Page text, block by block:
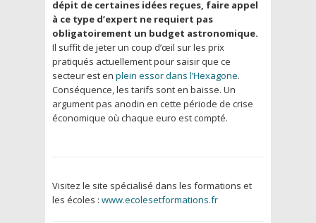
dépit de certaines idées reçues, faire appel
à ce type d’expert ne requiert pas
obligatoirement un budget astronomique.
Il suffit de jeter un coup d’œil sur les prix
pratiqués actuellement pour saisir que ce
secteur est en plein essor dans l’Hexagone.
Conséquence, les tarifs sont en baisse. Un
argument pas anodin en cette période de crise
économique où chaque euro est compté.
Visitez le site spécialisé dans les formations et
les écoles : www.ecolesetformations.fr